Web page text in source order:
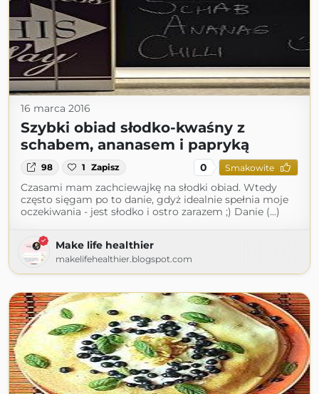
16 marca 2016
Szybki obiad słodko-kwaśny z
schabem, ananasem i papryką
98 1 Zapisz 0 Smakowite
Czasami mam zachciewajkę na słodki obiad. Wtedy
często sięgam po to danie, gdyż idealnie spełnia moje
oczekiwania - jest słodko i ostro zarazem ;) Danie (...)
Make life healthier
makelifehealthier.blogspot.com